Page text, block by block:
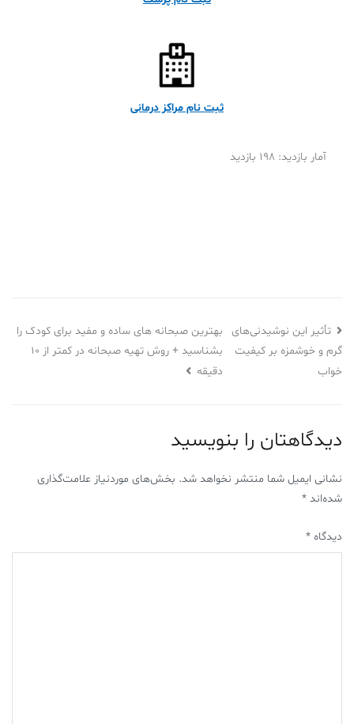
ثبت نام مراکز درمانی
آمار بازدید: 198 بازدید
تأثیر این نوشیدنی‌های
گرم و خوشمزه بر کیفیت
خواب
بهترین صبحانه های ساده و مفید برای کودک را
بشناسید + روش تهیه صبحانه در کمتر از ۱۰
دقیقه
دیدگاهتان را بنویسید
نشانی ایمیل شما منتشر نخواهد شد. بخش‌های موردنیاز علامت‌گذاری
شده‌اند *
دیدگاه *